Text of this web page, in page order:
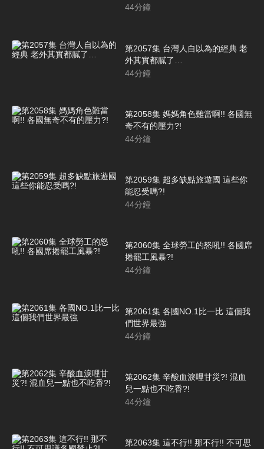
44分鐘
第2057集 台灣人自以為的經典 老
外其實都膩了…
44分鐘
第2058集 媽媽角色難當啊!! 各國無
奇不有的壓力?!
44分鐘
第2059集 超多缺點旅遊國 這些你
能忍受嗎?!
44分鐘
第2060集 全球勞工的怒吼!! 各國席
捲罷工風暴?!
44分鐘
第2061集 各國NO.1比一比 這個我
們世界最強
44分鐘
第2062集 辛酸血淚哩甘災?! 混血
兒一點也不吃香?!
44分鐘
第2063集 這不行!! 那不行!! 不可思